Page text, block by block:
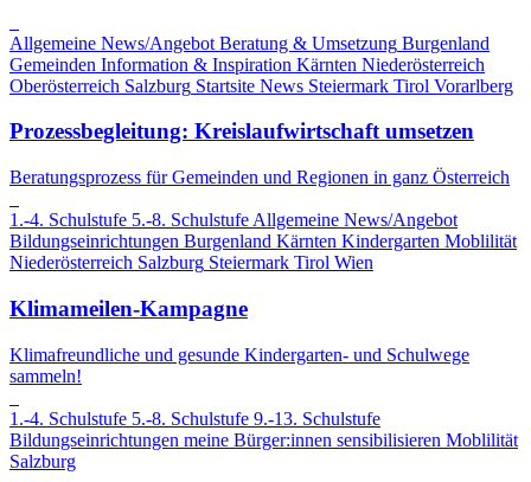
Allgemeine News/Angebot Beratung & Umsetzung Burgenland
Gemeinden Information & Inspiration Kärnten Niederösterreich
Oberösterreich Salzburg Startsite News Steiermark Tirol Vorarlberg
Prozessbegleitung: Kreislaufwirtschaft umsetzen
Beratungsprozess für Gemeinden und Regionen in ganz Österreich
1.-4. Schulstufe 5.-8. Schulstufe Allgemeine News/Angebot
Bildungseinrichtungen Burgenland Kärnten Kindergarten Moblilität
Niederösterreich Salzburg Steiermark Tirol Wien
Klimameilen-Kampagne
Klimafreundliche und gesunde Kindergarten- und Schulwege
sammeln!
1.-4. Schulstufe 5.-8. Schulstufe 9.-13. Schulstufe
Bildungseinrichtungen meine Bürger:innen sensibilisieren Moblilität
Salzburg